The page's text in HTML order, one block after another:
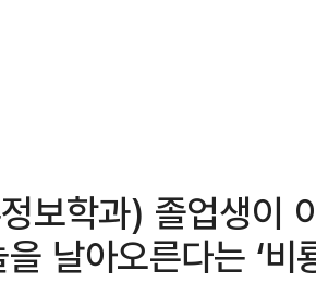
보학과) 졸업생이
날아오른다는 ‘